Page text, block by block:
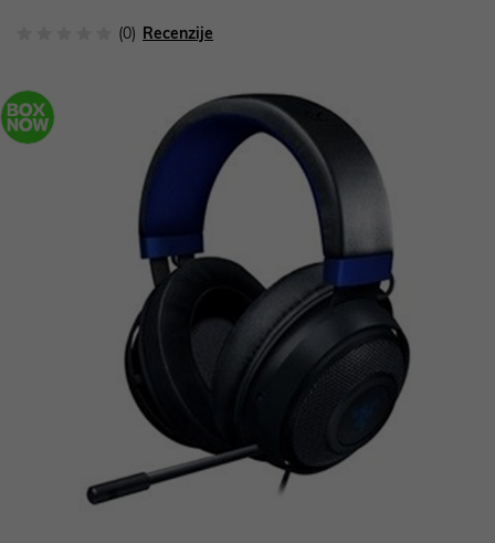
(0) Recenzije